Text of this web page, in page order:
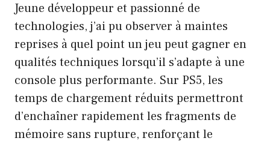
Jeune développeur et passionné de
technologies, j’ai pu observer à maintes
reprises à quel point un jeu peut gagner en
qualités techniques lorsqu’il s’adapte à une
console plus performante. Sur PS5, les
temps de chargement réduits permettront
d’enchaîner rapidement les fragments de
mémoire sans rupture, renforçant le